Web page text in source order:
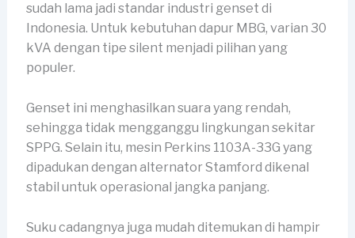
sudah lama jadi standar industri genset di
Indonesia. Untuk kebutuhan dapur MBG, varian 30
kVA dengan tipe silent menjadi pilihan yang
populer.
Genset ini menghasilkan suara yang rendah,
sehingga tidak mengganggu lingkungan sekitar
SPPG. Selain itu, mesin Perkins 1103A-33G yang
dipadukan dengan alternator Stamford dikenal
stabil untuk operasional jangka panjang.
Suku cadangnya juga mudah ditemukan di hampir